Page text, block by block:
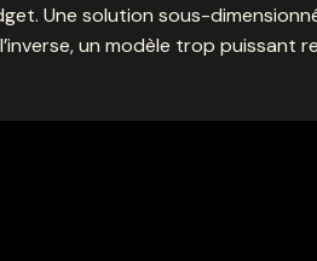
Une solution sous-
un modèle trop puissant